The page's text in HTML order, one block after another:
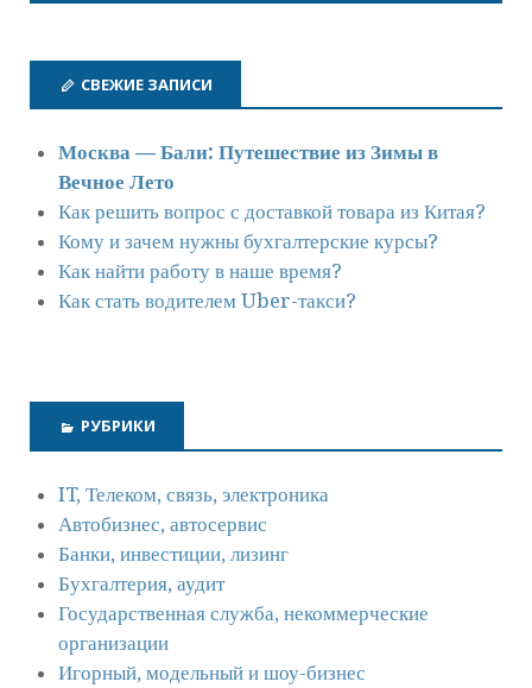
СВЕЖИЕ ЗАПИСИ
Москва — Бали: Путешествие из Зимы в
Вечное Лето
Как решить вопрос с доставкой товара из Китая?
Кому и зачем нужны бухгалтерские курсы?
Как найти работу в наше время?
Как стать водителем Uber-такси?
РУБРИКИ
IT, Телеком, связь, электроника
Автобизнес, автосервис
Банки, инвестиции, лизинг
Бухгалтерия, аудит
Государственная служба, некоммерческие
организации
Игорный, модельный и шоу-бизнес